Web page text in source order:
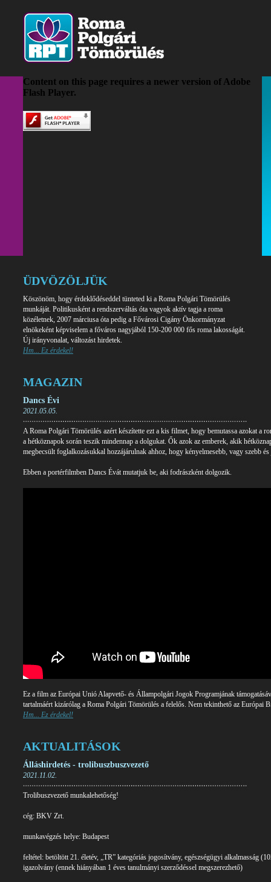
Content on this page requires a newer version of Adobe
Flash Player.
ÜDVÖZÖLJÜK
Köszönöm, hogy érdeklődéseddel tünteted ki a Roma Polgári Tömörülés
munkáját. Politikusként a rendszerváltás óta vagyok aktív tagja a roma
közéletnek, 2007 márciusa óta pedig a Fővárosi Cigány Önkormányzat
elnökeként képviselem a főváros nagyjából 150-200 000 fős roma lakosságát.
Új irányvonalat, változást hirdetek.
Hm... Ez érdekel!
MAGAZIN
Dancs Évi
2021.05.05.
A Roma Polgári Tömörülés azért készítette ezt a kis filmet, hogy bemutassa azokat a
a hétköznapok során teszik mindennap a dolgukat. Ők azok az emberek, akik
megbecsült foglalkozásukkal hozzájárulnak ahhoz, hogy kényelmesebb, vagy szebb
Ebben a portérfilmben Dancs Évát mutatjuk be, aki fodrászként dolgozik.
Ez a film az Európai Unió Alapvető- és Állampolgári Jogok Programjának
tartalmáért kizárólag a Roma Polgári Tömörülés a felelős. Nem tekinthető az Európai
Hm... Ez érdekel!
AKTUALITÁSOK
Álláshirdetés - trolibuszbuszvezető
2021.11.02.
Trolibuszvezető munkalehetőség!
cég: BKV Zrt.
munkavégzés helye: Budapest
feltétel: betöltött 21. életév, „TR” kategóriás jogosítvány, egészségügyi alkalmasság
igazolvány (ennek hiányában 1 éves tanulmányi szerződéssel megszerezhető)